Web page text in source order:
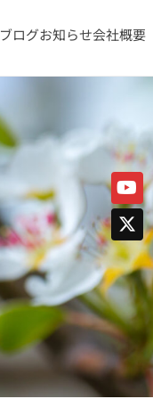
ブログお知らせ会社概要